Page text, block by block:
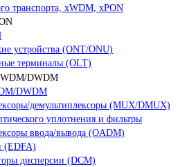
транспорта, xWDM, xPON
устройства (ONT/ONU)
терминалы (OLT)
DWDM
демультиплексоры (MUX/DMUX)
уплотнения и фильтры
ввода/вывода (OADM)
(EDFA)
дисперсии (DCM)